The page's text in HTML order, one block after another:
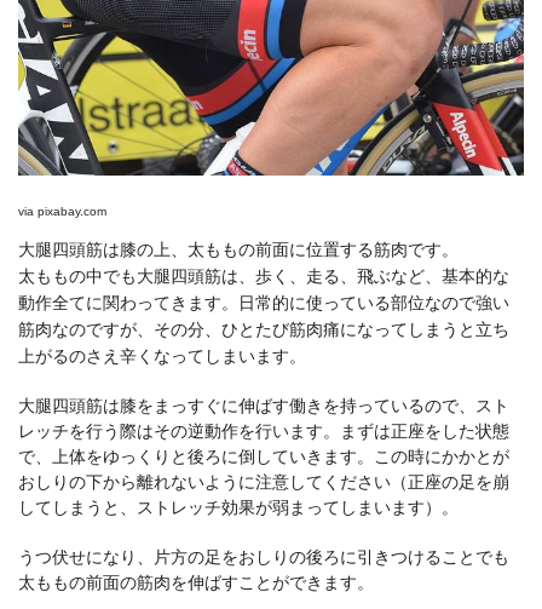
via pixabay.com
大腿四頭筋は膝の上、太ももの前面に位置する筋肉です。
太ももの中でも大腿四頭筋は、歩く、走る、飛ぶなど、基本的な
動作全てに関わってきます。日常的に使っている部位なので強い
筋肉なのですが、その分、ひとたび筋肉痛になってしまうと立ち
上がるのさえ辛くなってしまいます。
大腿四頭筋は膝をまっすぐに伸ばす働きを持っているので、スト
レッチを行う際はその逆動作を行います。まずは正座をした状態
で、上体をゆっくりと後ろに倒していきます。この時にかかとが
おしりの下から離れないように注意してください（正座の足を崩
してしまうと、ストレッチ効果が弱まってしまいます）。
うつ伏せになり、片方の足をおしりの後ろに引きつけることでも
太ももの前面の筋肉を伸ばすことができます。